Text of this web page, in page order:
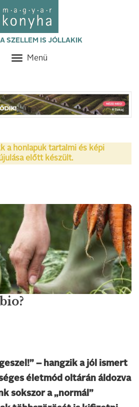
SZELLEM IS JÓLLAKIK
Toggle
Menü
a honlapuk tartalmi és képi
előtt készült.
– hangzik a jól ismert
életmód oltárán áldozva
sokszor a „normál”